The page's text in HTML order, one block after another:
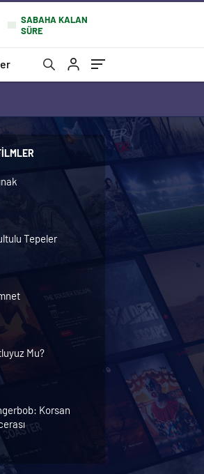
SABAHA KALAN
SÜRE
Tepeler
Mu?
Korsan
Sırrı